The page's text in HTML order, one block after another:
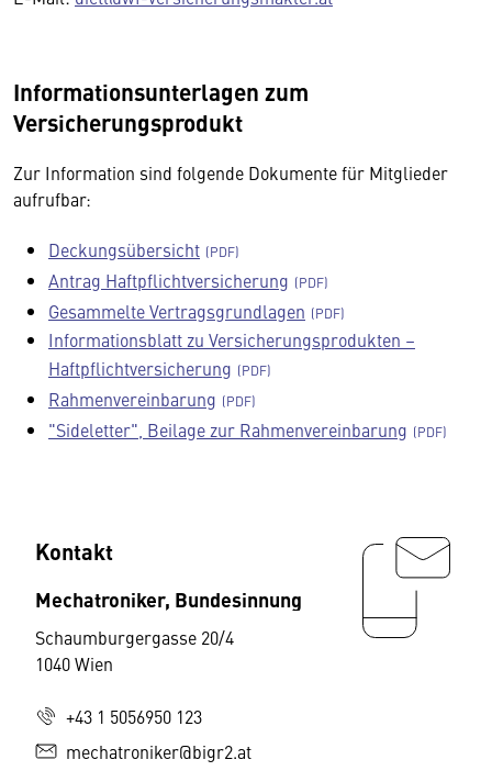
Informationsunterlagen zum
Versicherungsprodukt
Zur Information sind folgende Dokumente für Mitglieder
aufrufbar:
Deckungsübersicht
Antrag Haftpflichtversicherung
Gesammelte Vertragsgrundlagen
Informationsblatt zu Versicherungsprodukten –
Haftpflichtversicherung
Rahmenvereinbarung
"Sideletter", Beilage zur Rahmenvereinbarung
Kontakt
Mechatroniker, Bundesinnung
Schaumburgergasse 20/4
1040 Wien
+43 1 5056950 123
mechatroniker@bigr2.at